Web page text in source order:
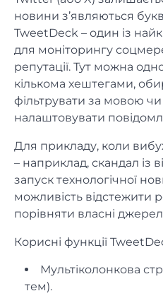
новини з’являються
TweetDeck – один із
для моніторингу
репутації. Тут можна
кількома хештегами,
фільтрувати за мовою
налаштовувати
Для прикладу, коли
– наприклад, скандал із
запуск технологічної
можливість відстежити
порівняти власні
Корисні функції
Мультіколонкова
тем).